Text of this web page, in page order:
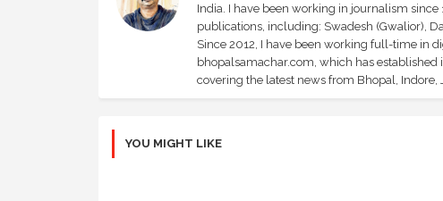
India. I have been working in journalism
publications, including: Swadesh (Gwalior),
Since 2012, I have been working full-time in
bhopalsamachar.com, which has established
covering the latest news from Bhopal, Indore,
YOU MIGHT LIKE